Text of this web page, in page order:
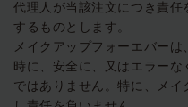
代理人が当該注文につき責
するものとします。
メイクアップフォーエバー
時に、安全に、又はエラー
ではありません。特に、メ